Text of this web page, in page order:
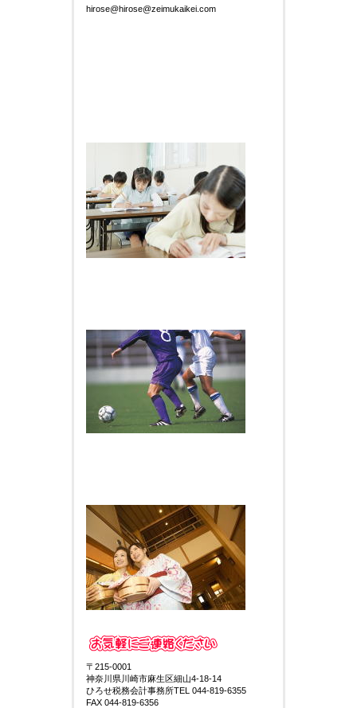
hirose@hirose@zeimukaikei.com
〒215-0001
神奈川県川崎市麻生区細山4-18-14
ひろせ税務会計事務所TEL 044-819-6355
FAX 044-819-6356